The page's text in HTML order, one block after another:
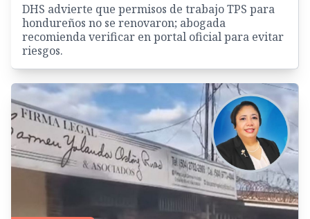
DHS advierte que permisos de trabajo TPS para
hondureños no se renovaron; abogada
recomienda verificar en portal oficial para evitar
riesgos.